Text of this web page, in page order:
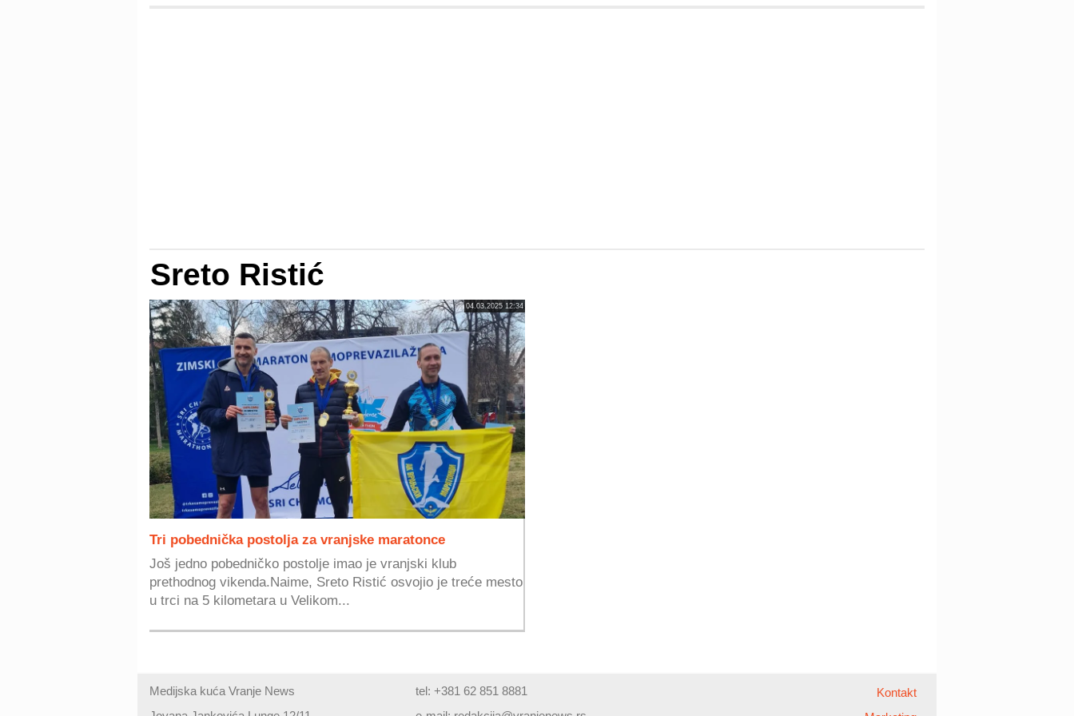
Sreto Ristić
04.03.2025 12:34
Tri pobednička postolja za vranjske maratonce
Još jedno pobedničko postolje imao je vranjski klub
prethodnog vikenda.Naime, Sreto Ristić osvojio je treće mesto
u trci na 5 kilometara u Velikom...
Medijska kuća Vranje News
tel: +381 62 851 8881
Kontakt